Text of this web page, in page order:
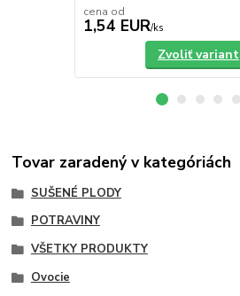
cena od
1,54 EUR/ks
Zvoliť variant
Tovar zaradený v kategóriách
SUŠENÉ PLODY
POTRAVINY
VŠETKY PRODUKTY
Ovocie